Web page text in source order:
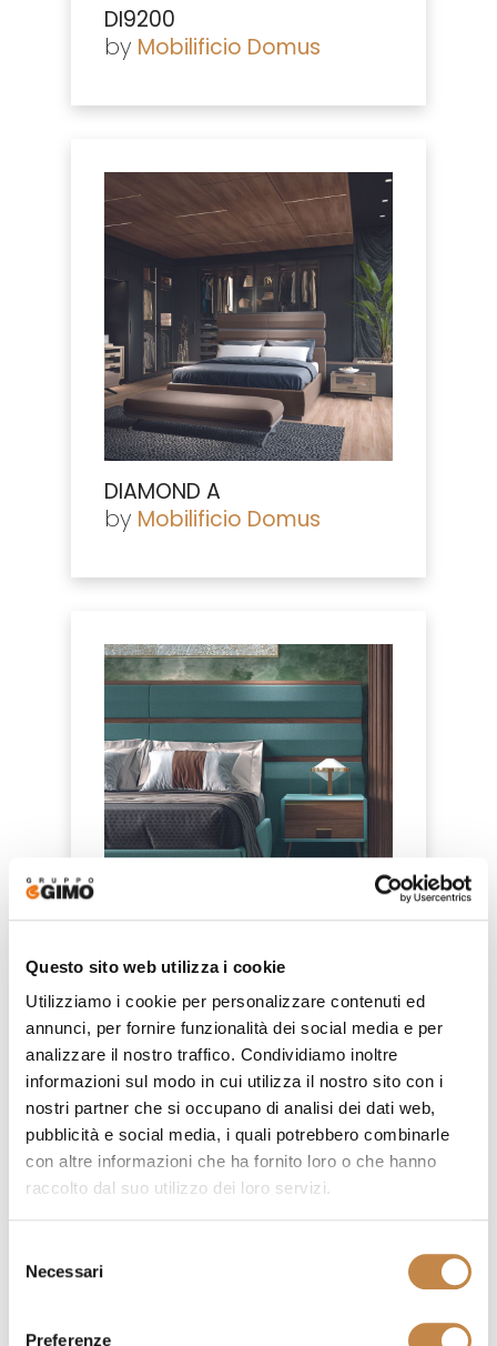
Questo sito web utilizza i cookie
Utilizziamo i cookie per personalizzare contenuti ed
annunci, per fornire funzionalità dei social media e per
analizzare il nostro traffico. Condividiamo inoltre
informazioni sul modo in cui utilizza il nostro sito con i
nostri partner che si occupano di analisi dei dati web,
pubblicità e social media, i quali potrebbero combinarle
con altre informazioni che ha fornito loro o che hanno
raccolto dal suo utilizzo dei loro servizi.
delNecessari
Preferenze
DI9200
by Mobilificio Domus
DIAMOND A
by Mobilificio Domus
DIAMOND B
byMobilificio Domus